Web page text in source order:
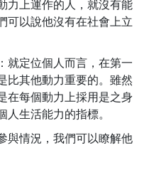
力上運作的人，就沒有能
可以說他沒有在社會上立
就定位個人而言，在第一
比其他動力重要的。雖然
在每個動力上採用是之身
生活能力的指標。
與情況，我們可以瞭解他